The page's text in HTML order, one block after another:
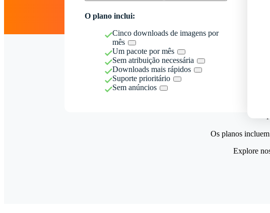
O plano inclui:
Cinco downloads de imagens por
mês
Um pacote por mês
Sem atribuição necessária
Downloads mais rápidos
Suporte prioritário
Sem anúncios
Os planos incluem
Explore